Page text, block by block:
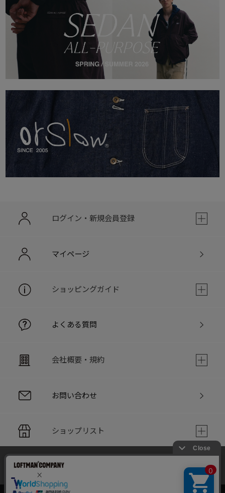
ログイン・新規会員登録
マイページ
ショッピングガイド
よくある質問
会社概要・規約
お問い合わせ
ショップリスト
PC版サイト
当サイトでは利用体験の向上およびコンテンツの最適な提供、ト
ラフィックの分析を目的としてCookieを使用しています。
サイトの閲覧を継続された場合、Cookieの利用に同意したことも